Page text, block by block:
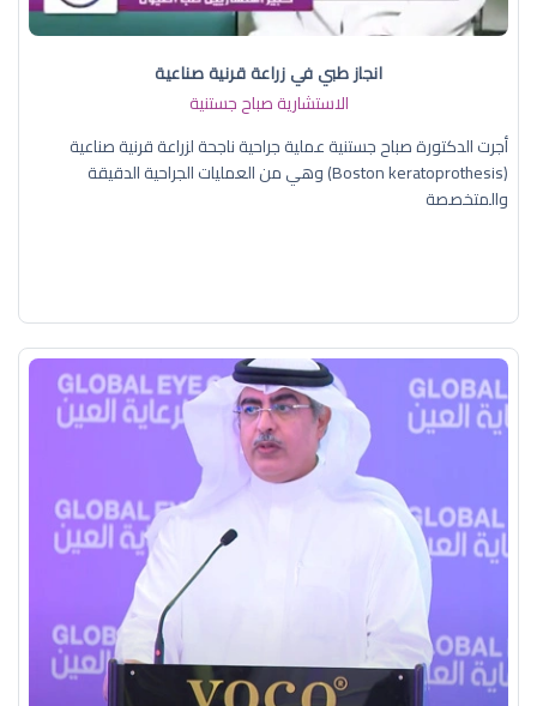
انجاز طبي في زراعة قرنية صناعية
الاستشارية صباح جستنية
أجرت الدكتورة صباح جستنية عملية جراحية ناجحة لزراعة قرنية صناعية
(Boston keratoprothesis) وهي من العمليات الجراحية الدقيقة
والمتخصصة